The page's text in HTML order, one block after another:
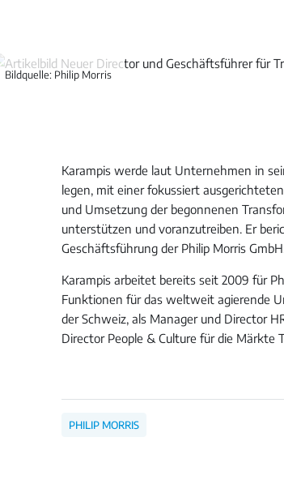
Bildquelle: Philip Morris
Karampis werde laut Unternehmen in
legen, mit einer fokussiert
und Umsetzung der begonnenen
unterstützen und voranzutreiben. Er
Geschäftsführung der Philip Morris GmbH.
Karampis arbeitet bereits seit 2009 für
Funktionen für das weltweit agierende
der Schweiz, als Manager und Director
Director People & Culture für die Märkte
PHILIP MORRIS